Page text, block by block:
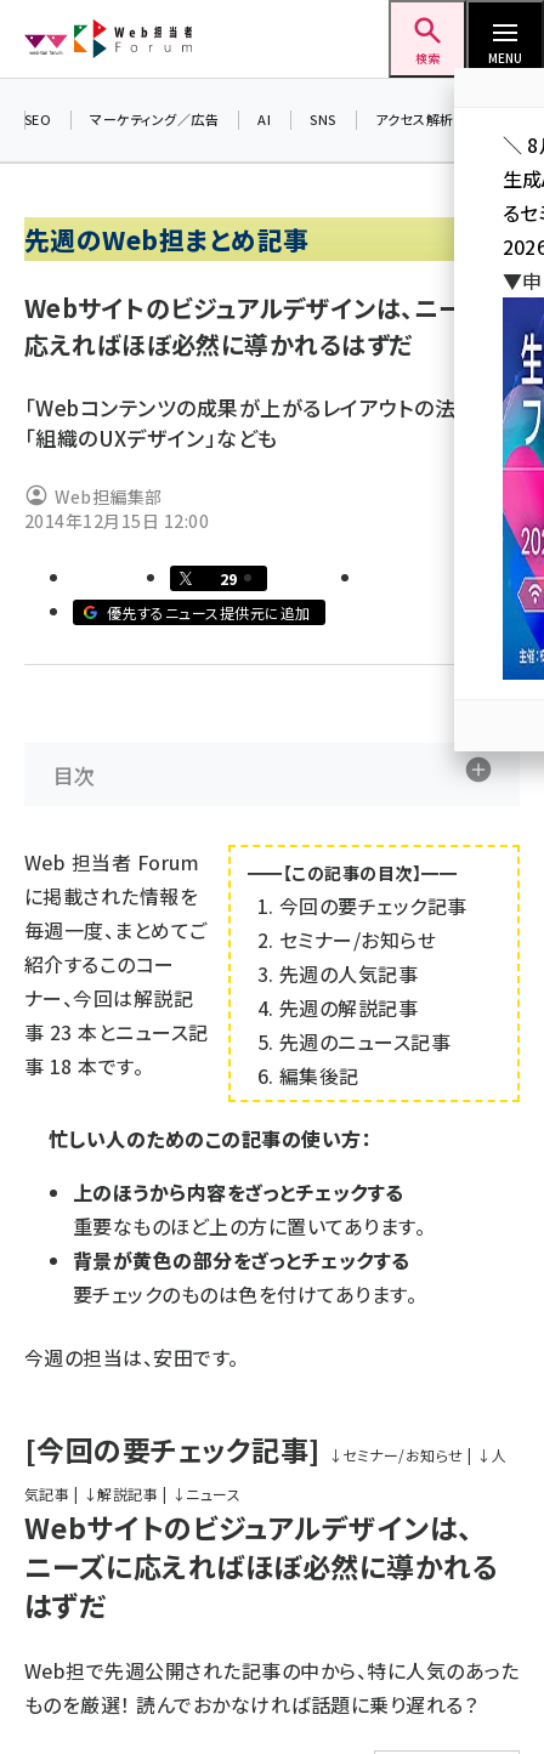
ン
検索 MENU
ai (2827)
youtube (2449)
note (2323)
セミナー (2318)
z世代 (1632)
llmo (1171)
SEO マーケティング／広告 AI SNS アクセス解析／データ分析
先週のWeb担まとめ記事
Webサイトのビジュアルデザインは、ニーズに
応えればほぼ必然に導かれるはずだ
「Webコンテンツの成果が上がるレイアウトの法則」
「組織のUXデザイン」なども
Web担編集部
2014年12月15日 12:00
29
優先するニュース提供元に追加
目次
━━【この記事の目次】━━
今回の要チェック記事
セミナー/お知らせ
先週の人気記事
先週の解説記事
先週のニュース記事
編集後記
Web 担当者 Forum
に掲載された情報を
毎週一度、まとめてご
紹介するこのコー
ナー、今回は解説記
事 23 本とニュース記
事 18 本です。
忙しい人のためのこの記事の使い方：
上のほうから内容をざっとチェックする
重要なものほど上の方に置いてあります。
背景が黄色の部分をざっとチェックする
要チェックのものは色を付けてあります。
今週の担当は、安田です。
[今回の要チェック記事] ↓セミナー/お知らせ | ↓人
気記事 | ↓解説記事 | ↓ニュース
Webサイトのビジュアルデザインは、
ニーズに応えればほぼ必然に導かれる
はずだ
Web担で先週公開された記事の中から、特に人気のあった
ものを厳選！ 読んでおかなければ話題に乗り遅れる？
＼ 8
生
る
▼申